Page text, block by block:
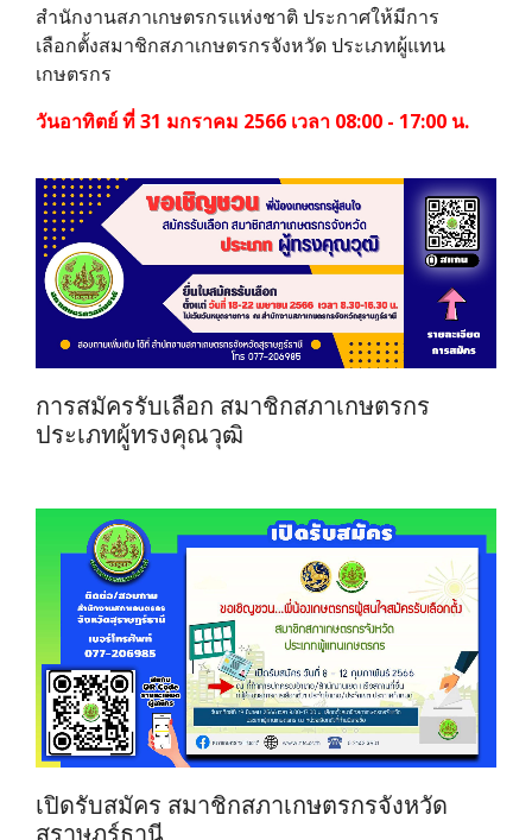
สำนักงานสภาเกษตรกรแห่งชาติ ประกาศให้มีการ
เลือกตั้งสมาชิกสภาเกษตรกรจังหวัด ประเภทผู้แทน
เกษตรกร
วันอาทิตย์ ที่ 31 มกราคม 2566 เวลา 08:00 - 17:00 น.
การสมัครรับเลือก สมาชิกสภาเกษตรกร
ประเภทผู้ทรงคุณวุฒิ
เปิดรับสมัคร สมาชิกสภาเกษตรกรจังหวัด
สุราษฎร์ธานี